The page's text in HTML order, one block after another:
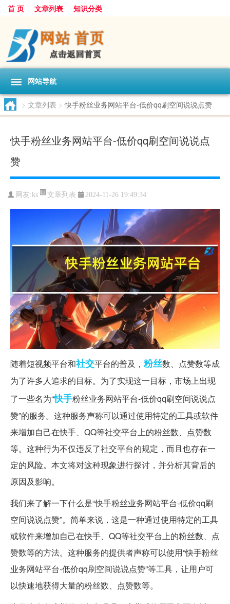
首 页 文章列表 知识分类
网站导航
> 文章列表 > 快手粉丝业务网站平台-低价qq刷空间说说点赞
快手粉丝业务网站平台-低价qq刷空间说说点
赞
网友:ks 文章列表 2024-11-26 19:49:34
随着短视频平台和社交平台的普及， 粉丝数、点赞数等成
为了许多人追求的目标。为了实现这一目标，市场上出现
了一些名为“快手粉丝业务网站平台-低价qq刷空间说说点
赞”的服务。这种服务声称可以通过使用特定的工具或软件
来增加自己在快手、QQ等社交平台上的粉丝数、点赞数
等。这种行为不仅违反了社交平台的规定，而且也存在一
定的风险。本文将对这种现象进行探讨，并分析其背后的
原因及影响。
我们来了解一下什么是“快手粉丝业务网站平台-低价qq刷
空间说说点赞”。简单来说，这是一种通过使用特定的工具
或软件来增加自己在快手、QQ等社交平台上的粉丝数、点
赞数等的方法。这种服务的提供者声称可以使用“快手粉丝
业务网站平台-低价qq刷空间说说点赞”等工具，让用户可
以快速地获得大量的粉丝数、点赞数等。